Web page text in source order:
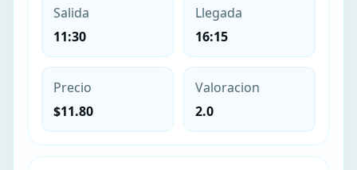
Salida
11:30
Llegada
16:15
Precio
$11.80
Valoracion
2.0